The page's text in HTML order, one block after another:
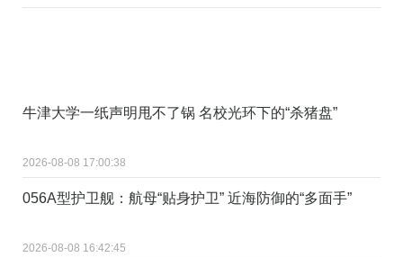
牛津大学一纸声明甩不了锅 名校光环下的“杀猪盘”
2026-08-08 17:00:38
056A型护卫舰：航母“贴身护卫” 近海防御的“多面手”
2026-08-08 16:42:45